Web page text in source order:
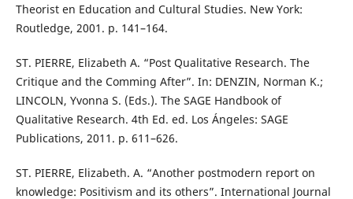
Theorist en Education and Cultural Studies. New York:
Routledge, 2001. p. 141–164.
ST. PIERRE, Elizabeth A. “Post Qualitative Research. The
Critique and the Comming After”. In: DENZIN, Norman K.;
LINCOLN, Yvonna S. (Eds.). The SAGE Handbook of
Qualitative Research. 4th Ed. ed. Los Ángeles: SAGE
Publications, 2011. p. 611–626.
ST. PIERRE, Elizabeth. A. “Another postmodern report on
knowledge: Positivism and its others”. International Journal